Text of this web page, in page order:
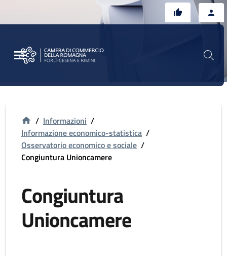
/ Informazioni /
Informazione economico-statistica /
Osservatorio economico e sociale /
Congiuntura Unioncamere
Congiuntura
Unioncamere